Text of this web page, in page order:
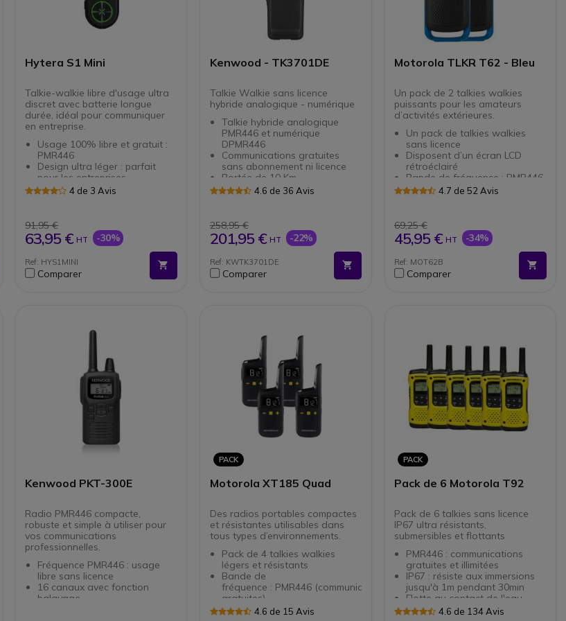
Hytera S1 Mini
Talkie-walkie libre d'usage ultra
discret avec batterie longue
durée, idéal pour communiquer
en entreprise.
Usage 100% libre et gratuit :
PMR446
Design ultra léger : parfait
pour les entreprises
Écran HD résistant à la saleté
oreilles
Batterie 750mAh : 18 heures
d'autonomie
chargement
Bluetooth 5.0 pour la
4 de 3 Avis
91,95 €
63,95 € HT -30%
Ref: HYS1MINI
Comparer
Kenwood - TK3701DE
Talkie Walkie sans licence
hybride analogique - numérique
Talkie hybride analogique
PMR446 et numérique
DPMR446
Communications gratuites
sans abonnement ni licence
Portée de 10 Km
48 canaux : 16 analogiques et
poussière et les projections
d'eau
Robuste et compact :
militaires MIL-STD 810 C, D, E,
F, G
4.6 de 36 Avis
258,95 €
201,95 € HT -22%
Ref: KWTK3701DE
Comparer
Motorola TLKR T62 - Bleu
Un pack de 2 talkies walkies
puissants pour les amateurs
d’activités extérieures.
Un pack de talkies walkies
sans licence
Disposent d’un écran LCD
rétroéclairé
Bande de fréquence : PMR446
(communications gratuites)
Qualité audio HD
Fonction iVOX : détection
automatique de la voix
Portée allant jusqu’à 8km
(selon l’environnement)
Double alimentation : batterie
4.7 de 52 Avis
69,25 €
45,95 € HT -34%
Ref: MOT62B
Comparer
Kenwood PKT-300E
Radio PMR446 compacte,
robuste et simple à utiliser pour
vos communications
professionnelles.
Fréquence PMR446 : usage
libre sans licence
16 canaux avec fonction
balayage
PACK
Motorola XT185 Quad
Des radios portables compactes
et résistantes utilisables dans
tous types d’environnements.
Pack de 4 talkies walkies
légers et résistants
Bande de
fréquence : PMR446 (communications
gratuites)
Intégration de 16
4.6 de 15 Avis
PACK
Pack de 6 Motorola T92
Pack de 6 talkies sans licence
IP67 ultra résistants,
submersibles et flottants
PMR446 : communications
gratuites et illimitées
IP67 : résiste aux immersions
jusqu'à 1m pendant 30min
Flotte au contact de l'eau
Bouton appels d'urgence et
4.6 de 134 Avis